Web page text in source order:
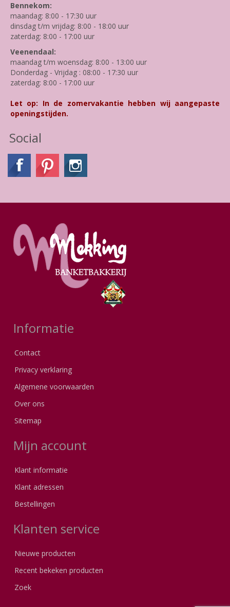
Bennekom:
maandag: 8:00 - 17:30 uur
dinsdag t/m vrijdag: 8:00 - 18:00 uur
zaterdag: 8:00 - 17:00 uur
Veenendaal:
maandag t/m woensdag: 8:00 - 13:00 uur
Donderdag - Vrijdag : 08:00 - 17:30 uur
zaterdag: 8:00 - 17:00 uur
Let op: In de zomervakantie hebben wij aangepaste
openingstijden.
Social
Informatie
Contact
Privacy verklaring
Algemene voorwaarden
Over ons
Sitemap
Mijn account
Klant informatie
Klant adressen
Bestellingen
Klanten service
Nieuwe producten
Recent bekeken producten
Zoek